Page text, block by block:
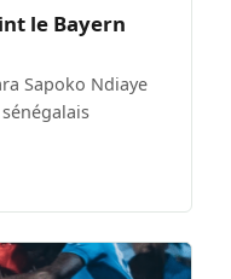
le Bayern
Sapoko Ndiaye